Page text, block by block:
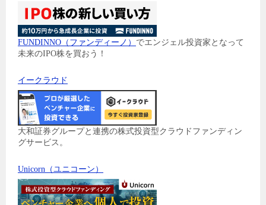
FUNDINNO（ファンディーノ） でエンジェル投資家となって
未来のIPO株を買おう！
イークラウド
大和証券グループと連携の株式投資型クラウドファンディン
グサービス。
Unicorn（ユニコーン）